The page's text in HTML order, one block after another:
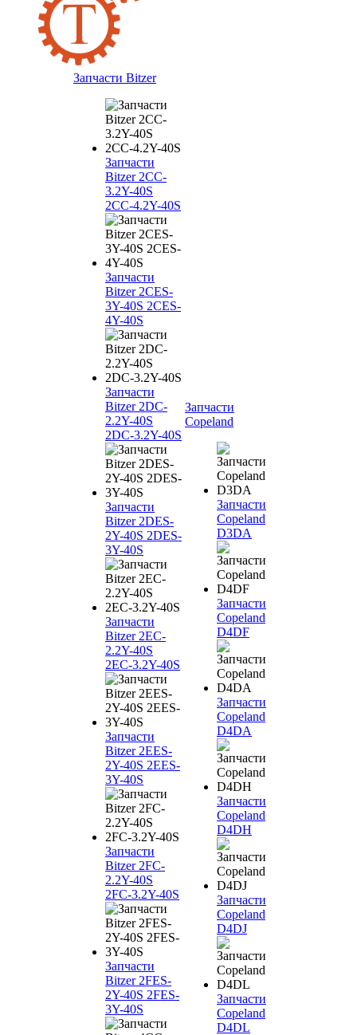
Запчасти Bitzer
Запчасти
Bitzer 2CC-
3.2Y-40S
2CC-4.2Y-40S
Запчасти
Bitzer 2CES-
3Y-40S 2CES-
4Y-40S
Запчасти
Bitzer 2DC-
2.2Y-40S
2DC-3.2Y-40S
Запчасти
Bitzer 2DES-
2Y-40S 2DES-
3Y-40S
Запчасти
Bitzer 2EC-
2.2Y-40S
2EC-3.2Y-40S
Запчасти
Bitzer 2EES-
2Y-40S 2EES-
3Y-40S
Запчасти
Bitzer 2FC-
2.2Y-40S
2FC-3.2Y-40S
Запчасти
Bitzer 2FES-
2Y-40S 2FES-
3Y-40S
Запчасти
Copeland
Запчасти
Copeland
D3DA
Запчасти
Copeland
D4DF
Запчасти
Copeland
D4DA
Запчасти
Copeland
D4DH
Запчасти
Copeland
D4DJ
Запчасти
Copeland
D4DL